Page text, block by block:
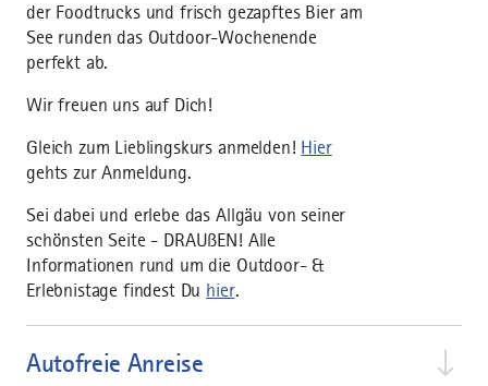
der Foodtrucks und frisch gezapftes Bier am
See runden das Outdoor-Wochenende
perfekt ab.
Wir freuen uns auf Dich!
Gleich zum Lieblingskurs anmelden! Hier
gehts zur Anmeldung.
Sei dabei und erlebe das Allgäu von seiner
schönsten Seite - DRAUßEN! Alle
Informationen rund um die Outdoor- &
Erlebnistage findest Du hier.
Autofreie Anreise